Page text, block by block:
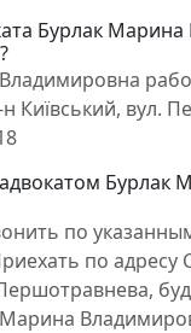
Бурлак
Київський, вул.
адвокатом Бурлак
по
по адресу
буд.
Марина